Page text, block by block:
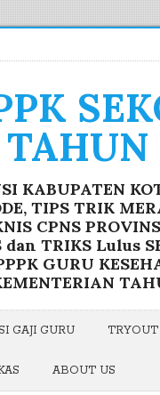
KABUPATEN
TIPS TRIK
CPNS
TRIKS Lulus
GURU
GAJI GURU TRYOUT
ABOUT US